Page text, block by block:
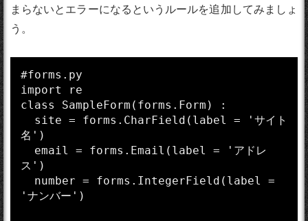
まらないとエラーになるというルールを追加してみましょ
う。
#forms.py
import re
class SampleForm(forms.Form) :
名')
ス')
'ナンバー')